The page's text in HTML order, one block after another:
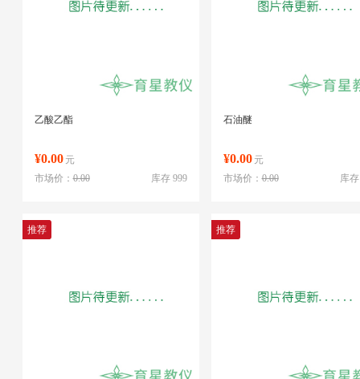
乙酸乙酯
¥0.00 元
库存 999
市场价：0.00
石油醚
¥0.00 元
库
市场价：0.00
推荐 推荐